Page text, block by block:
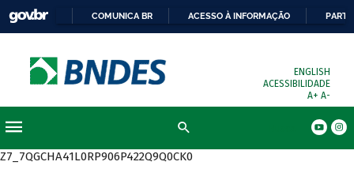
COMUNICA BR ACESSO À INFORMAÇÃO
ENGLISH
ACESSIBILIDADE
A+ A-
Z7_7QGCHA41L0RP906P422Q9Q0CK0